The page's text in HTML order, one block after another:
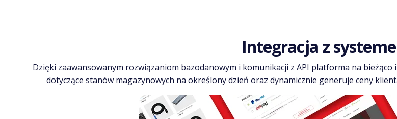
Integracja z
Dzięki zaawansowanym rozwiązaniom bazodanowym i komunikacji z API platforma na
dotyczące stanów magazynowych na określony dzień oraz dynamicznie generuje ceny